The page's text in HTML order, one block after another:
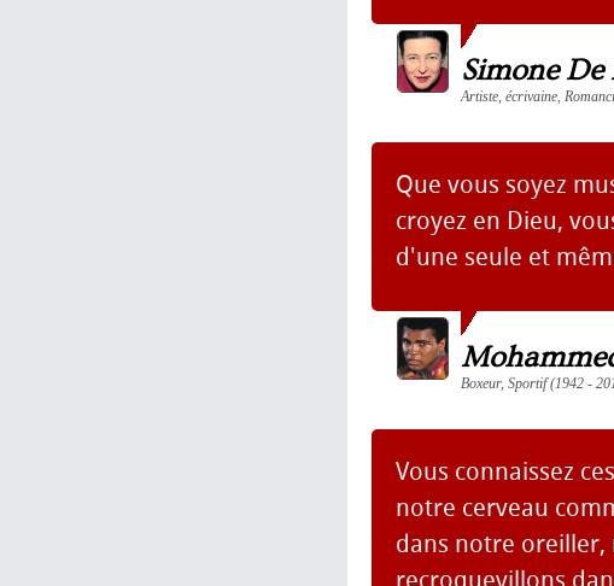
Simone De
Artiste, écrivaine,
Que vous soyez
croyez en Dieu,
d'une seule et
Boxeur, Sportif (1942 -
Vous connaissez
notre cerveau
dans notre oreiller,
recroquevillons